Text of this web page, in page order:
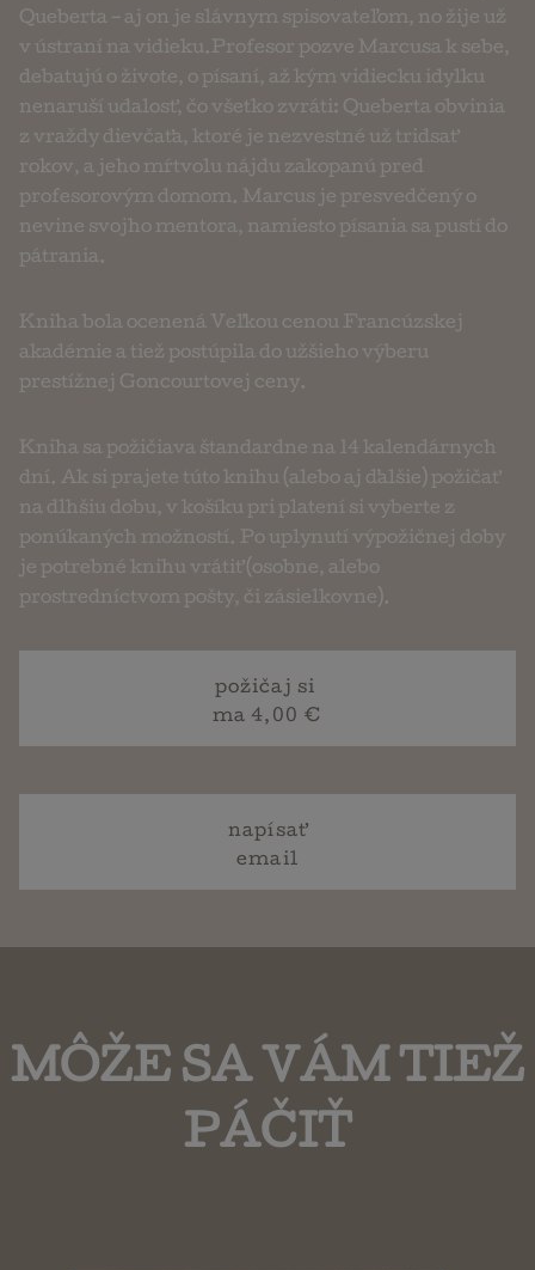
Queberta – aj on je slávnym spisovateľom, no žije už
v ústraní na vidieku.Profesor pozve Marcusa k sebe,
debatujú o živote, o písaní, až kým vidiecku idylku
nenaruší udalosť, čo všetko zvráti: Queberta obvinia
z vraždy dievčaťa, ktoré je nezvestné už tridsať
rokov, a jeho mŕtvolu nájdu zakopanú pred
profesorovým domom. Marcus je presvedčený o
nevine svojho mentora, namiesto písania sa pustí do
pátrania.
Kniha bola ocenená Veľkou cenou Francúzskej
akadémie a tiež postúpila do užšieho výberu
prestížnej Goncourtovej ceny.
Kniha sa požičiava štandardne na 14 kalendárnych
dní. Ak si prajete túto knihu (alebo aj ďalšie) požičať
na dlhšiu dobu, v košíku pri platení si vyberte z
ponúkaných možností. Po uplynutí výpožičnej doby
je potrebné knihu vrátiť (osobne, alebo
prostredníctvom pošty, či zásielkovne).
požičaj si
ma 4,00 €
napísať
email
MÔŽE SA VÁM TIEŽ
PÁČIŤ